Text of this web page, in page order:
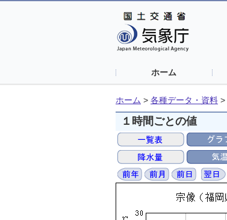
ホーム
ホーム > 各種データ・資料 >
１時間ごとの値